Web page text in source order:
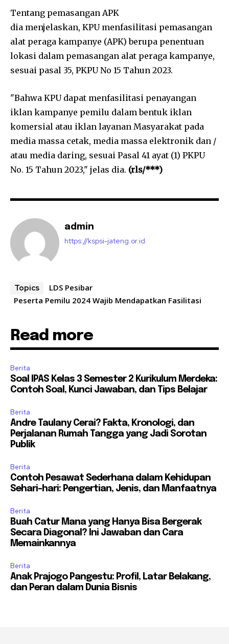
Tentang pemasangan APK
dia menjelaskan, KPU menfasilitasi pemasangan
alat peraga kampanye (APK) berupa penentuan
lokasi dalam pemasangan alat peraga kampanye,
sesuai pasal 35, PKPU No 15 Tahun 2023.
"Bahwa KPU dapat menfasilitasi penayangan
iklan kampanye pemilu dalam bentuk iklan
komersial atau iklan layanan Masyarakat pada
media massa cetak, media massa elektronik dan /
atau media daring, sesuai Pasal 41 ayat (1) PKPU
No. 15 Tahun 2023," jelas dia. (rls/***)
admin
https://kspsi-jateng.or.id
Topics
LDS Pesibar
Peserta Pemilu 2024 Wajib Mendapatkan Fasilitasi
Read more
Berita
Soal IPAS Kelas 3 Semester 2 Kurikulum Merdeka:
Contoh Soal, Kunci Jawaban, dan Tips Belajar
Berita
Andre Taulany Cerai? Fakta, Kronologi, dan
Perjalanan Rumah Tangga yang Jadi Sorotan
Publik
Berita
Contoh Pesawat Sederhana dalam Kehidupan
Sehari-hari: Pengertian, Jenis, dan Manfaatnya
Berita
Buah Catur Mana yang Hanya Bisa Bergerak
Secara Diagonal? Ini Jawaban dan Cara
Memainkannya
Berita
Anak Prajogo Pangestu: Profil, Latar Belakang,
dan Peran dalam Dunia Bisnis